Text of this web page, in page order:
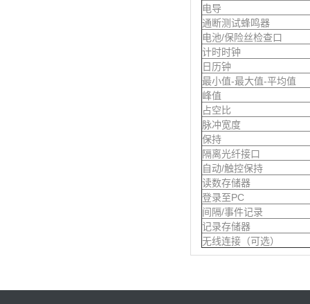
电导
通断测试蜂鸣器
电池/保险丝检查口
计时时钟
日历钟
最小值-最大值-平均值
峰值
占空比
脉冲宽度
保持
隔离光纤接口
自动/触控保持
读数存储器
登录至PC
间隔/事件记录
记录存储器
无线连接（可选）